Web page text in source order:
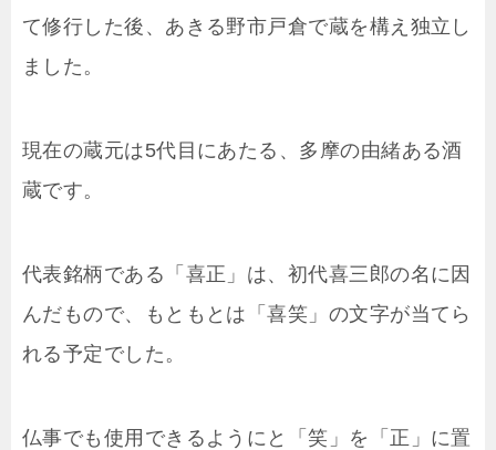
て修行した後、あきる野市戸倉で蔵を構え独立し
ました。
現在の蔵元は5代目にあたる、多摩の由緒ある酒
蔵です。
代表銘柄である「喜正」は、初代喜三郎の名に因
んだもので、もともとは「喜笑」の文字が当てら
れる予定でした。
仏事でも使用できるようにと「笑」を「正」に置